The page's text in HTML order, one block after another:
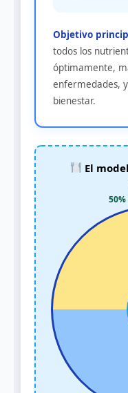
Objetivo
todos los
óptimamente,
enfermedades,
bienestar.
El